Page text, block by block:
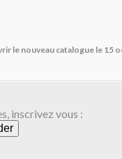
le nouveau catalogue le 15
inscrivez vous :